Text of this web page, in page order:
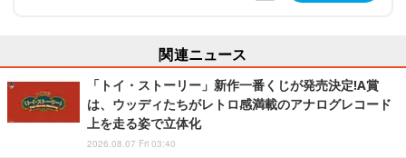
関連ニュース
「トイ・ストーリー」新作一番くじが発売決定!A賞
は、ウッディたちがレトロ感満載のアナログレコード
上を走る姿で立体化
2026.08.07 Fri 03:40